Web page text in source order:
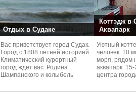
Отдых в Судаке
Вас приветствует город Судак.
Город с 1808 летней историей.
Климатический курортный
город ждет вас. Родина
Шампанского и колыбель
Коттэдж в
Аквапарк
Уютный
человек. 10
моря, рядом
аквапарк.
центра